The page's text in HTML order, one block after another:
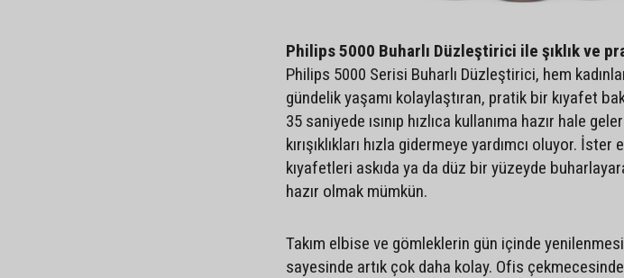
Philips 5000 Buharlı Düzleştirici ile şıklık ve
Philips 5000 Serisi Buharlı Düzleştirici, hem
gündelik yaşamı kolaylaştıran, pratik bir kıyafet
35 saniyede ısınıp hızlıca kullanıma hazır hale
kırışıklıkları hızla gidermeye yardımcı oluyor.
kıyafetleri askıda ya da düz bir yüzeyde
hazır olmak mümkün.
Takım elbise ve gömleklerin gün içinde
sayesinde artık çok daha kolay. Ofis